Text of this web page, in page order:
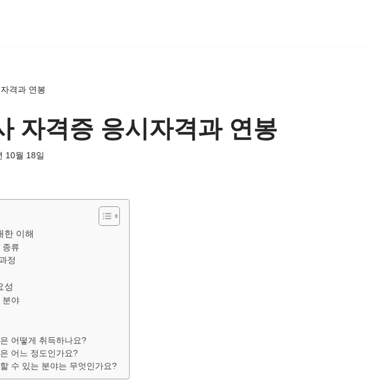
격과 연봉
자격증 응시자격과 연봉
10월 18일
한 이해
종류
정
성
분야
어떻게 취득하나요?
어느 정도인가요?
수 있는 분야는 무엇인가요?